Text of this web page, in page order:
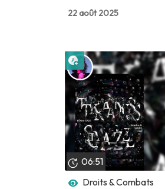
22 août 2025
06:51
Droits & Combats
Lire plus tard